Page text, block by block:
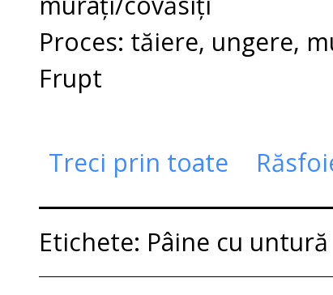
Proces: tăiere, ungere,
Frupt
Treci prin toate
Etichete: Pâine cu untură